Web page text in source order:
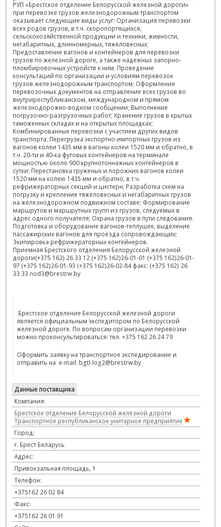
РУП «Брестское отделение Белорусской железной дороги»
при перевозке грузов железнодорожным транспортом
оказывает следующие виды услуг: Организация перевозки
всех родов грузов, в т.ч. скоропортящихся,
сельскохозяйственной продукции и техники, живности,
негабаритных, длинномерных, тяжеловесных;
Предоставление вагонов и контейнеров для перевозки
грузов по железной дороге, а также надежных запорно-
пломбировочных устройств к ним; Проведение
консультаций по организации и условиям перевозок
грузов железнодорожным транспортом; Оформление
перевозочных документов на отправление всех грузов во
внутриреспубликанском, международном и прямом
железнодорожно-водном сообщении; Выполнение
погрузочно-разгрузочных работ; Хранение грузов в крытых
таможенных складах и на открытых площадках;
Комбинированные перевозки с участием других видов
транспорта; Перегрузка экспортно-импортных грузов из
вагонов колеи 1435 мм в вагоны колеи 1520 мм и обратно, в
т.ч. 20-ти и 40-ка футовых контейнеров на терминале
мощностью около 900 крупнотоннажных контейнеров в
сутки; Перестановка груженых и порожних вагонов колеи
1520 мм на колею 1435 мм и обратно, в т.ч.
рефрижераторных секций и цистерн; Разработка схем на
погрузку и крепление тяжеловесных и негабаритных грузов
на железнодорожном подвижном составе; Формирование
маршрутов и маршрутных групп из грузов, следуемых в
адрес одного получателя; Охрана грузов в пути следования.
Подготовка и оборудование вагонов-теплушек, выделение
пассажирских вагонов для проезда сопровождающих;
Экипировка рефрижераторных контейнеров.
Приемная Брестского отделения Белорусской железной
дороги(+375 162) 26 33 12 (+375 162)26-01-01 (+375 162)26-01-
97 (+375 162)26-01-93 (+375 162)26-02-84 факс: (+375 162) 26
33 33 nod3@brestrw.by
Брестское отделение Белорусской железной дороги
является официальным экспедитором по Белорусской
железной дороге. По вопросам организации перевозки
можно проконсультироваться: тел. +375 162 26 24 79
Оформить заявку на транспортное экспедирование и
отправить на e-mail: bgtl-log2@brestrw.by
Данные поставщика
Компания:
Брестское отделение Белорусской железной дороги
Транспортное республиканское унитарное предприятие
Город:
г. Брест Беларусь
Адрес:
Привокзальная площадь, 1
Телефон:
+375162 26 02 84
Факс:
+375162 26 01 91